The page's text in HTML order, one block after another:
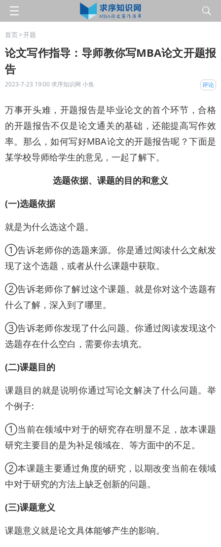
首页>开题
论文写作指导：导师教你写MBA论文开题报
告
2023-7-23 19:00求序知识网 小鱼 评论
万事开头难，开题报告是毕业论文的首个环节，合格
的开题报告不仅是论文通关的基础，还能提高写作效
率。那么，如何写好MBA论文的开题报告呢？下面是
某学校导师给学生的意见，一起了解下。
选题依据、课题的目的和意义
(一)选题依据
就是为什么选这个题。
①告诉老师你的选题来源。你是通过阅读什么文献发
现了这个选题，或者从什么课题中获取。
②告诉老师你了解过这个课题。就是你对这个选题有
什么了解，深入到了哪里。
③告诉老师你发现了什么问题。你通过阅读发现这个
选题存在什么空白，需要你去填充。
(二)课题目的
课题目的就是说明你通过写论文解决了什么问题。举
个例子:
①当前在领域中对于的研究存在明显不足，故本课题
研究主要目的是为补足领域在、等方面中的不足。
②本课题主要通过角度的研究，以期改变当前在领域
中对于研究的方法上缺乏创新的问题。
(三)课题意义
课题意义就是论文具体能够产生的影响。